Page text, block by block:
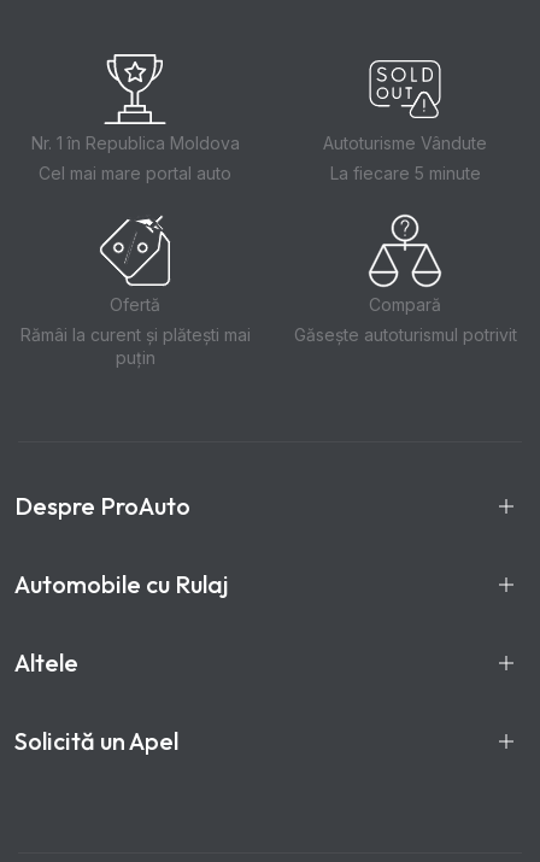
Nr. 1 în Republica Moldova
Cel mai mare portal auto
Autoturisme Vândute
La fiecare 5 minute
Ofertă
Rămâi la curent și plătești mai
puțin
Compară
Găsește autoturismul potrivit
Despre ProAuto
Automobile cu Rulaj
Altele
Solicită un Apel